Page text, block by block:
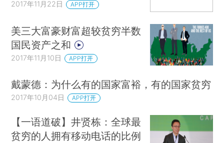
2017年11月22日 APP打开
美三大富豪财富超较贫穷半数
国民资产之和
2017年11月10日 APP打开
戴蒙德：为什么有的国家富裕，有的国家贫穷
2017年10月04日 APP打开
【一语道破】井贤栋：全球最
贫穷的人拥有移动电话的比例